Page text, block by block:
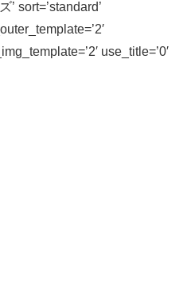
’ sort=’standard’
use_title=’0′